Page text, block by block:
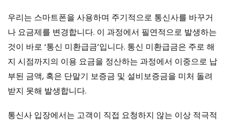
우리는 스마트폰을 사용하며 주기적으로 통신사를 바꾸거
나 요금제를 변경합니다. 이 과정에서 필연적으로 발생하는
것이 바로 ‘통신 미환급금’입니다. 통신 미환급금은 주로 해
지 시점까지의 이용 요금을 정산하는 과정에서 이중으로 납
부된 금액, 혹은 단말기 보증금 및 설비보증금을 미처 돌려
받지 못해 발생합니다.
통신사 입장에서는 고객이 직접 요청하지 않는 이상 적극적